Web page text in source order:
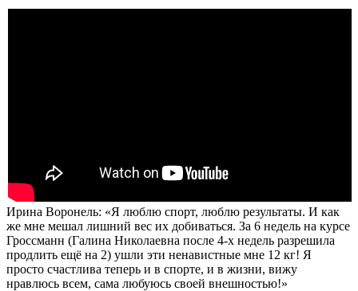
Ирина Воронель: «Я люблю спорт, люблю результаты. И как
же мне мешал лишний вес их добиваться. За 6 недель на курсе
Гроссманн (Галина Николаевна после 4-х недель разрешила
продлить ещё на 2) ушли эти ненавистные мне 12 кг! Я
просто счастлива теперь и в спорте, и в жизни, вижу
нравлюсь всем, сама любуюсь своей внешностью!»